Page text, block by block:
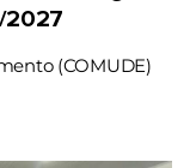
2027
(COMUDE)